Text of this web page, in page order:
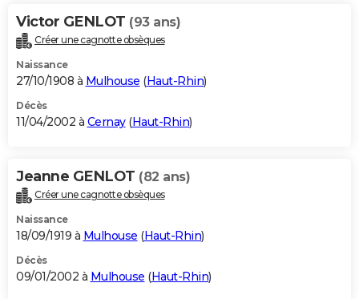
Victor GENLOT (93 ans)
Créer une cagnotte obsèques
Naissance
27/10/1908 à Mulhouse (Haut-Rhin)
Décès
11/04/2002 à Cernay(Haut-Rhin)
Jeanne GENLOT (82 ans)
Créer une cagnotte obsèques
Naissance
18/09/1919 à Mulhouse (Haut-Rhin)
Décès
09/01/2002 à Mulhouse (Haut-Rhin)